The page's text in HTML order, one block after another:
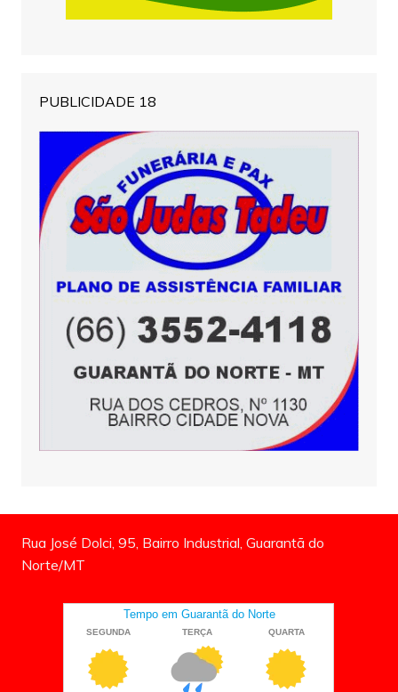
PUBLICIDADE 18
Rua José Dolci, 95, Bairro Industrial, Guarantã do
Norte/MT